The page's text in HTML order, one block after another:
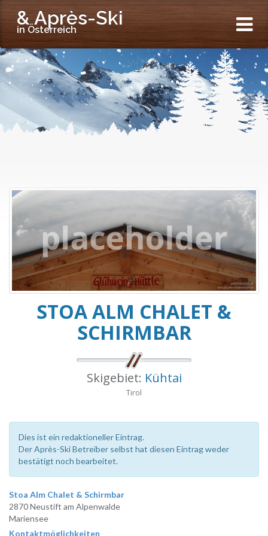
& Après-Ski
in Österreich
STOA ALM CHALET &
SCHIRMBAR
Skigebiet: Kühtai
Tirol
Dies ist ein redaktioneller Eintrag.
Der Après-Ski Betreiber selbst hat diesen Eintrag weder
bestätigt noch bearbeitet.
Stoa Alm Chalet & Schirmbar
2870 Neustift am Alpenwalde
Mariensee
Kontaktmöglichkeiten